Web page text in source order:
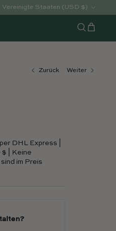
Land/Region
Vereinigte Staaten (USD $)
Suchen
Zurück Weiter
DHL Express |
| Keine
im Preis